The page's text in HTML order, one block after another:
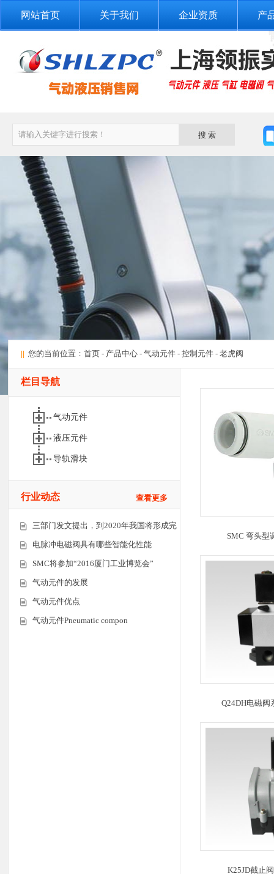
网站首页 关于我们 企业资质 产
|| 您的当前位置： 首页- 产品中心- 气动元件- 控制元件- 老虎阀
栏目导航
气动元件
液压元件
导轨滑块
行业动态 查看更多
三部门发文提出，到2020年我国将形成完
电脉冲电磁阀具有哪些智能化性能
SMC将参加“2016厦门工业博览会”
气动元件的发展
气动元件优点
气动元件Pneumatic compon
SMC 弯头型
Q24DH电磁阀
K25JD截止